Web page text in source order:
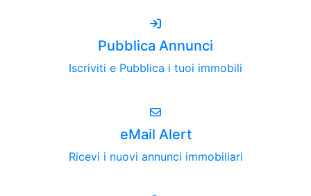
Pubblica Annunci
Iscriviti e Pubblica i tuoi immobili
eMail Alert
Ricevi i nuovi annunci immobiliari